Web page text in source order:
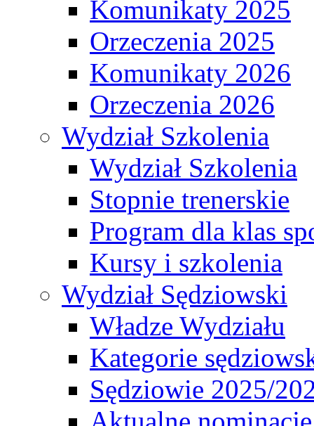
Komunikaty 2025
Orzeczenia 2025
Komunikaty 2026
Orzeczenia 2026
Wydział Szkolenia
Wydział Szkolenia
Stopnie trenerskie
Program dla klas
Kursy i szkolenia
Wydział Sędziowski
Władze Wydziału
Kategorie
Sędziowie 2025/